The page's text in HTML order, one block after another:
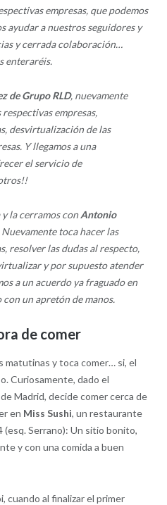
empresas, que podemos
ayudar a nuestros seguidores y
y cerrada colaboración…
enteraréis.
de Grupo RLD, nuevamente
empresas,
desvirtualización de las
Y llegamos a una
el servicio de
la cerramos con Antonio
toca hacer las
resolver las dudas al respecto,
y por supuesto atender
a un acuerdo ya fraguado en
un apretón de manos.
de comer
matutinas y toca comer… si, el
Curiosamente, dado el
Madrid, decide comer cerca de
en Miss Sushi, un restaurante
(esq. Serrano): Un sitio bonito,
y con una comida a buen
cuando al finalizar el primer